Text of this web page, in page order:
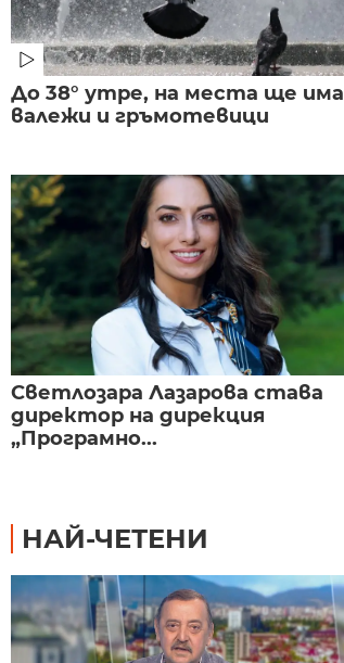
До 38° утре, на места ще има
валежи и гръмотевици
Светлозара Лазарова става
директор на дирекция
„Програмно...
НАЙ-ЧЕТЕНИ